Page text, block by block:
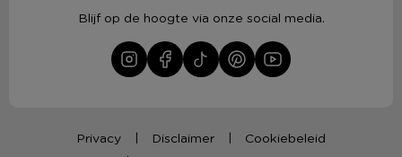
Blijf op de hoogte via onze social media.
Privacy Disclaimer
Cookiebeleid